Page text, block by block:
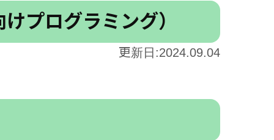
プログラミング）
更新日:2024.09.04